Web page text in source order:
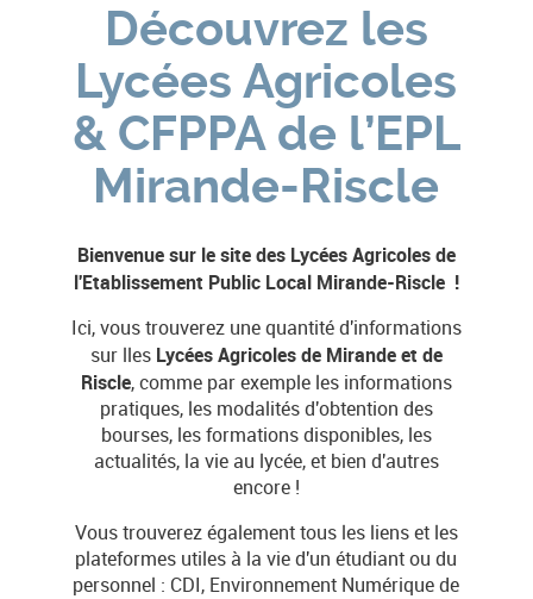
Découvrez les
Lycées Agricoles
& CFPPA de l’EPL
Mirande-Riscle
Bienvenue sur le site des Lycées Agricoles de
l'Etablissement Public Local Mirande-Riscle !
Ici, vous trouverez une quantité d'informations
sur lles Lycées Agricoles de Mirande et de
Riscle, comme par exemple les informations
pratiques, les modalités d'obtention des
bourses, les formations disponibles, les
actualités, la vie au lycée, et bien d'autres
encore !
Vous trouverez également tous les liens et les
plateformes utiles à la vie d'un étudiant ou du
personnel : CDI, Environnement Numérique de